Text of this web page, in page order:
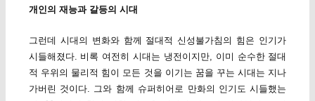
개인의 재능과 갈등의 시대
그런데 시대의 변화와 함께 절대적 신성불가침의 힘은 인기가
시들해졌다. 비록 여전히 시대는 냉전이지만, 이미 순수한 절대
적 우위의 물리적 힘이 모든 것을 이기는 꿈을 꾸는 시대는 지나
가버린 것이다. 그와 함께 슈퍼히어로 만화의 인기도 시들했는